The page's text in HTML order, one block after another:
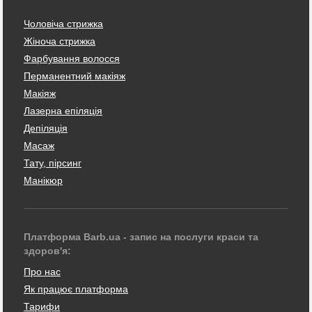
Чоловіча стрижка
Жіноча стрижка
Фарбування волосся
Перманентний макіяж
Макіяж
Лазерна епіляція
Депіляція
Масаж
Тату, пірсинг
Манікюр
Платформа Barb.ua - запис на послуги краси та
здоров'я:
Про нас
Як працює платформа
Тарифи